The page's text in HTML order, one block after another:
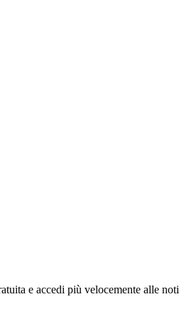
e accedi più velocemente alle